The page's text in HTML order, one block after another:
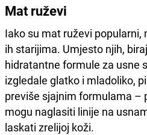
Mat ruževi
Iako su mat ruževi
ih starijima. Umjesto njih,
hidratantne formule za usne
izgledale glatko i mladoliko,
previše sjajnim formulama –
mogu naglasiti linije na
laskati zrelijoj koži.